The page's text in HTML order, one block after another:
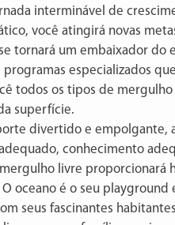
interminável de
você atingirá novas
tornará um embaixador do
especializados
todos os tipos de
superfície.
divertido e empolgante,
conhecimento
livre proporcionará
oceano é o seu
seus fascinantes